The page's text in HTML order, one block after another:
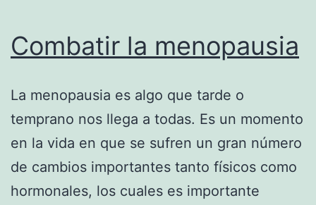
Combatir la menopausia
La menopausia es algo que tarde o
temprano nos llega a todas. Es un momento
en la vida en que se sufren un gran número
de cambios importantes tanto físicos como
hormonales, los cuales es importante